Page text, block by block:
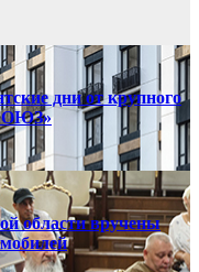
дни от крупного
области вручены